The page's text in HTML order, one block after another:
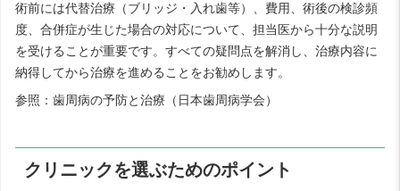
術前には代替治療（ブリッジ・入れ歯等）、費用、術後の検診頻
度、合併症が生じた場合の対応について、担当医から十分な説明
を受けることが重要です。すべての疑問点を解消し、治療内容に
納得してから治療を進めることをお勧めします。
参照： 歯周病の予防と治療（日本歯周病学会）
クリニックを選ぶためのポイント